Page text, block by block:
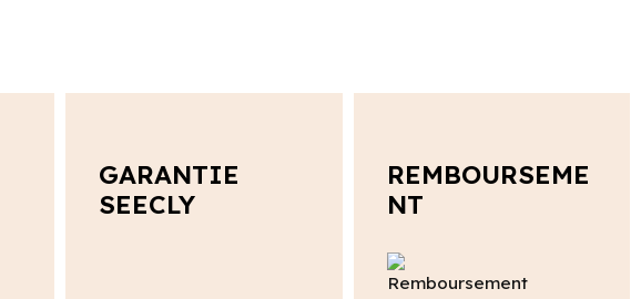
GARANTIE
SEECLY
REMBOURSEME
NT